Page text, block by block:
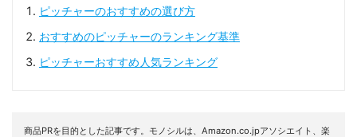
ピッチャーのおすすめの選び方
おすすめのピッチャーのランキング基準
ピッチャーおすすめ人気ランキング
商品PRを目的とした記事です。モノシルは、Amazon.co.jpアソシエイト、楽